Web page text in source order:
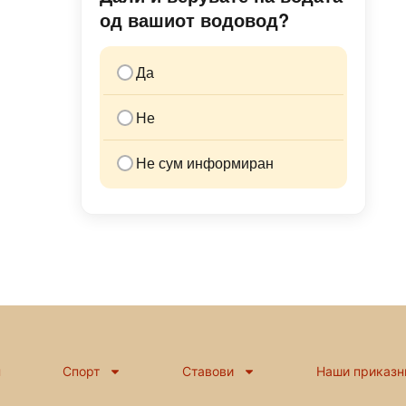
од вашиот водовод?
Да
Не
Не сум информиран
Спорт Ставови Наши